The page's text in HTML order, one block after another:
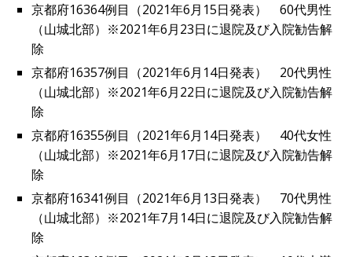
京都府16364例目（2021年6月15日発表） 60代男性
（山城北部）※2021年6月23日に退院及び入院勧告解
除
京都府16357例目（2021年6月14日発表） 20代男性
（山城北部）※2021年6月22日に退院及び入院勧告解
除
京都府16355例目（2021年6月14日発表） 40代女性
（山城北部）※2021年6月17日に退院及び入院勧告解
除
京都府16341例目（2021年6月13日発表） 70代男性
（山城北部）※2021年7月14日に退院及び入院勧告解
除